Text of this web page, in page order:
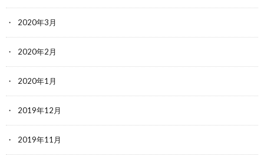
2020年3月
2020年2月
2020年1月
2019年12月
2019年11月